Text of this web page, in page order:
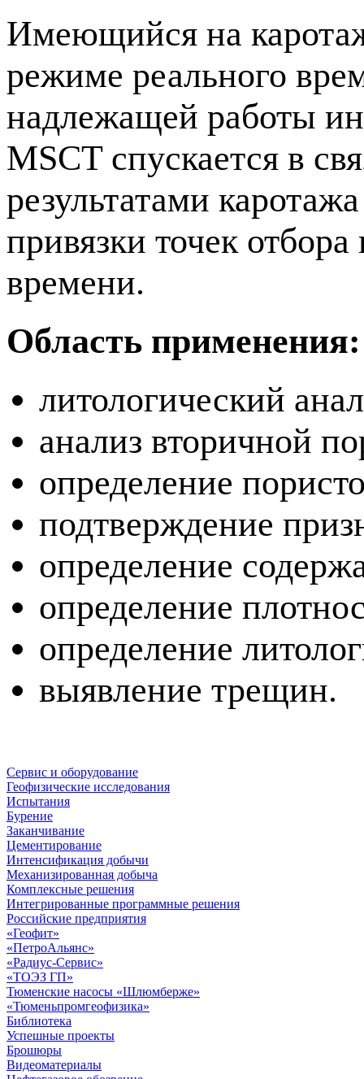
Имеющийся на
режиме реального
надлежащей работы
MSCT спускается в
результатами
привязки точек
времени.
Область применения:
литологический
анализ вторичной
определение
подтверждение
определение
определение
определение
выявление трещин.
Сервис и оборудование
Геофизические исследования
Испытания
Бурение
Заканчивание
Цементирование
Интенсификация добычи
Механизированная добыча
Комплексные решения
Интегрированные программные решения
Российские предприятия
«Геофит»
«ПетроАльянс»
«Радиус-Сервис»
«ТОЭЗ ГП»
Тюменские насосы «Шлюмберже»
«Тюменьпромгеофизика»
Библиотека
Успешные проекты
Брошюры
Видеоматериалы